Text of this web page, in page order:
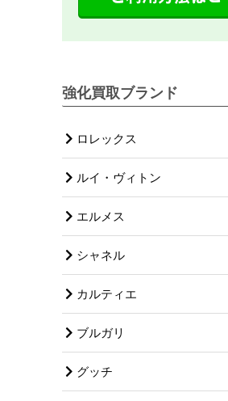
強化買取ブランド
ロレックス
ルイ・ヴィトン
エルメス
シャネル
カルティエ
ブルガリ
グッチ